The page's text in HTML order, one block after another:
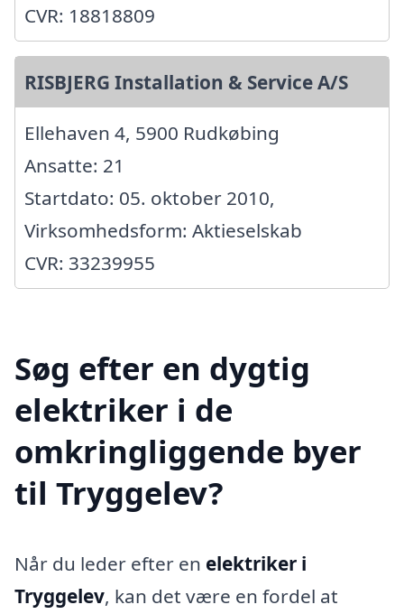
CVR: 18818809
RISBJERG Installation & Service A/S
Ellehaven 4, 5900 Rudkøbing
Ansatte: 21
Startdato: 05. oktober 2010,
Virksomhedsform: Aktieselskab
CVR: 33239955
Søg efter en dygtig
elektriker i de
omkringliggende byer
til Tryggelev?
Når du leder efter en elektriker i
Tryggelev, kan det være en fordel at